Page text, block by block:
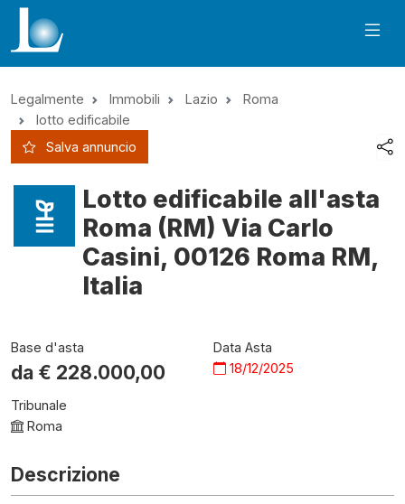
Legalmente Immobili Lazio
Roma
lotto edificabile
Salva annuncio
Lotto edificabile all'asta
Roma (RM) Via Carlo
Casini, 00126 Roma RM,
Italia
Base d'asta
da € 228.000,00
Data Asta
18/12/2025
Tribunale
Roma
Descrizione